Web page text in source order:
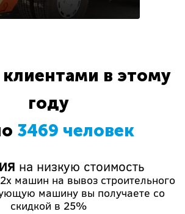
в этому
году
3469 человек
на низкую стоимость
машин на вывоз строительного
машину вы получаете со
скидкой в 25%